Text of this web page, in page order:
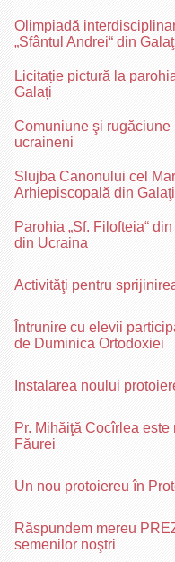
Olimpiadă
„Sfântul Andrei“ din
Licitație pictură la
Galați
Comuniune şi
ucraineni
Slujba Canonului cel
Arhiepiscopală din Galaţi
Parohia „Sf. Filofteia“
din Ucraina
Activităţi pentru
Întrunire cu elevii
de Duminica Ortodoxiei
Instalarea noului
Pr. Mihăiţă Cocîrlea
Făurei
Un nou protoiereu în
Răspundem mereu
semenilor noştri